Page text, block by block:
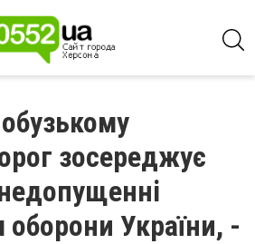
зосереджує
оборони України, -